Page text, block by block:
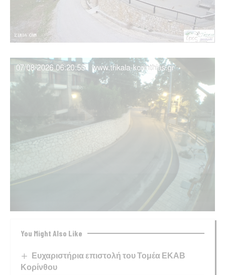
You Might Also Like
Ευχαριστήρια επιστολή του Τομέα ΕΚΑΒ
Κορίνθου